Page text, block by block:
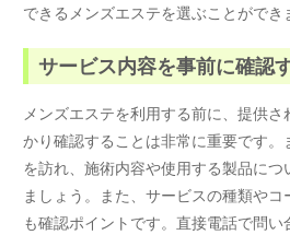
できるメンズエステを選ぶことができ
サービス内容を事前に確認
メンズエステを利用する前に、提供
かり確認することは非常に重要です。
を訪れ、施術内容や使用する製品につ
ましょう。また、サービスの種類や
も確認ポイントです。直接電話で問